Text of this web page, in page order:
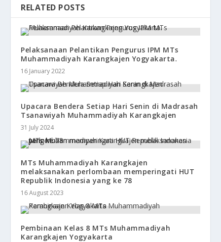
RELATED POSTS
Pelaksanaan Pelantikan Pengurus IPM MTs
Muhammadiyah Karangkajen Yogyakarta.
16 January 2022
Upacara Bendera Setiap Hari Senin di Madrasah
Tsanawiyah Muhammadiyah Karangkajen
31 July 2024
MTs Muhammadiyah Karangkajen
melaksanakan perlombaan memperingati HUT
Republik Indonesia yang ke 78
16 August 2023
Pembinaan Kelas 8 MTs Muhammadiyah
Karangkajen Yogyakarta